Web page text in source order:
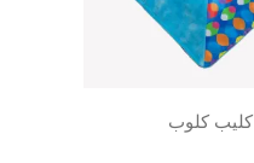
كليب كلوب